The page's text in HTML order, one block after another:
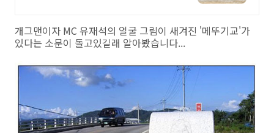
개그맨이자 MC 유재석의 얼굴 그림이 새겨진 '메뚜기교'가
있다는 소문이 돌고있길래 알아봤습니다...